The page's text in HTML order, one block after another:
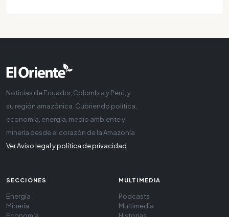
Noticias de Ecuador, Colombia y Perú, y
su región amazónica. Cubriendo política,
economía, energía, medio ambiente y
minería desde el corazón de la Amazonía
Ver Aviso legal y política de privacidad
SECCIONES
Energía
Minería
MULTIMEDIA
Podcasts
Multimedia